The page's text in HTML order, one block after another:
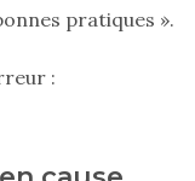
pratiques ».
: